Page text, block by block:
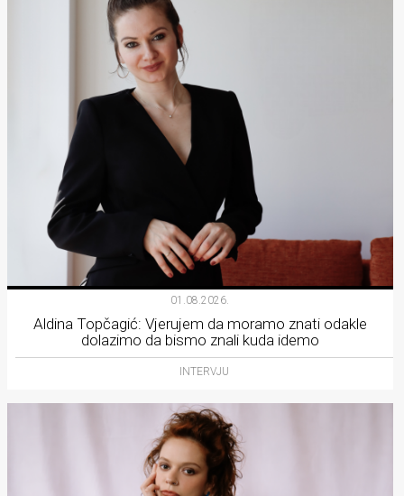
01.08.2026.
Aldina Topčagić: Vjerujem da moramo znati odakle
dolazimo da bismo znali kuda idemo
INTERVJU